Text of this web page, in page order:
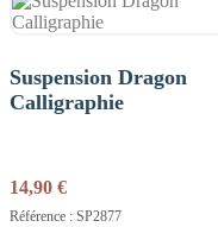
Suspension Dragon
Calligraphie
14,90 €
Référence : SP2877